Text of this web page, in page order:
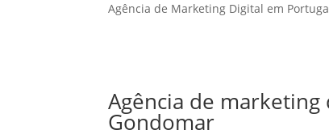
Agência de Marketing Digital em
Agência de
Gondomar